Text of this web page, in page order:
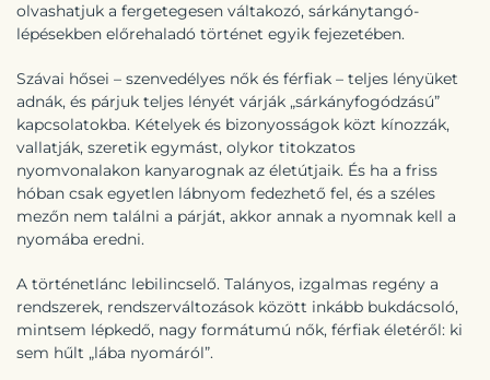
olvashatjuk a fergetegesen váltakozó, sárkánytangó-
lépésekben előrehaladó történet egyik fejezetében.
Szávai hősei – szenvedélyes nők és férfiak – teljes lényüket
adnák, és párjuk teljes lényét várják „sárkányfogódzású”
kapcsolatokba. Kételyek és bizonyosságok közt kínozzák,
vallatják, szeretik egymást, olykor titokzatos
nyomvonalakon kanyarognak az életútjaik. És ha a friss
hóban csak egyetlen lábnyom fedezhető fel, és a széles
mezőn nem találni a párját, akkor annak a nyomnak kell a
nyomába eredni.
A történetlánc lebilincselő. Talányos, izgalmas regény a
rendszerek, rendszerváltozások között inkább bukdácsoló,
mintsem lépkedő, nagy formátumú nők, férfiak életéről: ki
sem hűlt „lába nyomáról”.